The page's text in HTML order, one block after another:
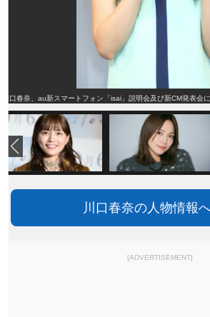
川口春奈、au新スマートフォン「isai」説明会及び新CM発表会
川口春奈の人物情報
[ADVERTISEMENT]